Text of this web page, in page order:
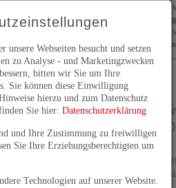
Positionsregelung
hochauflösende,
eine
nach
erfolgreich
Alles ISO!
unsere Webseiten besucht und setzen
zu Analyse - und Marketingzwecken
bitten wir Sie um Ihre
Sie können diese Einwilligung
hierzu und zum Datenschutz
Sie hier:Datenschutzerklärung
und Ihre Zustimmung zu freiwilligen
Sie Ihre Erziehungsberechtigten um
Technologien auf unserer Website.